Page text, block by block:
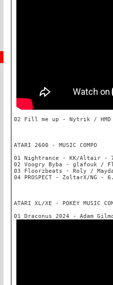
02 Fill me up - Nytrik / HMD
ATARI 2600 - MUSIC COMPO
01 Nightrance - KK/Altair -
02 Voogry Byba - glafouk /
03 Floorzbeats - Roly /
04 PROSPECT - ZoltarX/NG -
ATARI XL/XE - POKEY MUSIC
01 Draconus 2024 - Adam